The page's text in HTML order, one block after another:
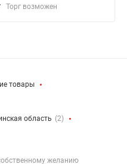
Торг возможен
товары
область (2)
желанию